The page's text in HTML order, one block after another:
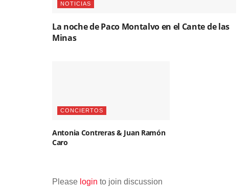
NOTICIAS
La noche de Paco Montalvo en el Cante de las
Minas
CONCIERTOS
Antonia Contreras & Juan Ramón
Caro
Please login to join discussion